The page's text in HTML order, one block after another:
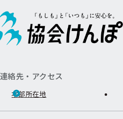
連絡先・アクセス
本部所在地